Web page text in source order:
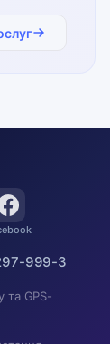
999-3
та GPS-